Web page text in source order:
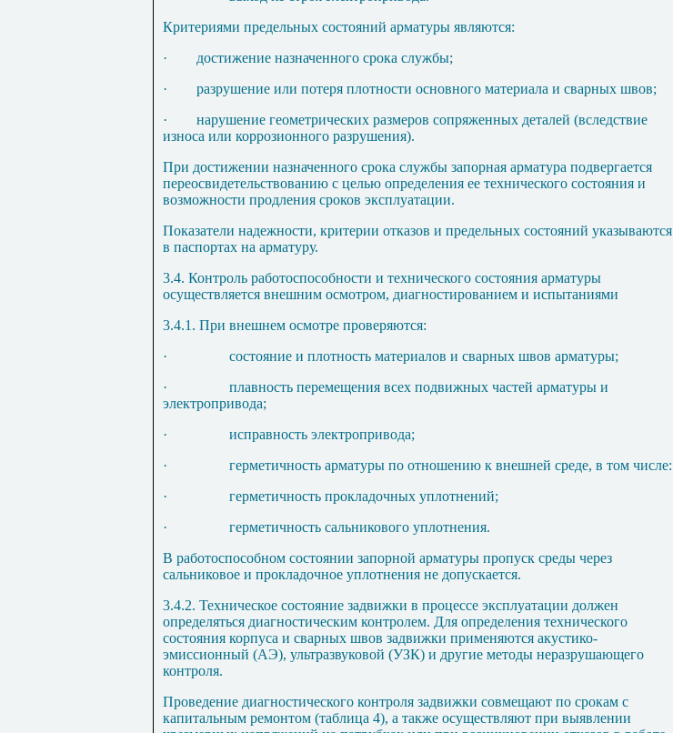
Критериями предельных состояний арматуры являются:
·
достижение назначенного срока службы;
·
разрушение или потеря плотности основного материала и сварных швов;
·
нарушение геометрических размеров сопряженных деталей (вследствие
износа или коррозионного разрушения).
При достижении назначенного срока службы запорная арматура подвергается
переосвидетельствованию с целью определения ее технического состояния и
возможности продления сроков эксплуатации.
Показатели надежности, критерии отказов и предельных состояний указываются
в паспортах на арматуру.
3.4. Контроль работоспособности и технического состояния арматуры
осуществляется внешним осмотром, диагностированием и испытаниями
3.4.1. При внешнем осмотре проверяются:
·
состояние и плотность материалов и сварных швов арматуры;
·
плавность перемещения всех подвижных частей арматуры и
электропривода;
·
исправность электропривода;
·
герметичность арматуры по отношению к внешней среде, в том числе:
·
герметичность прокладочных уплотнений;
·
герметичность сальникового уплотнения.
В работоспособном состоянии запорной арматуры пропуск среды через
сальниковое и прокладочное уплотнения не допускается.
3.4.2. Техническое состояние задвижки в процессе эксплуатации должен
определяться диагностическим контролем. Для определения технического
состояния корпуса и сварных швов задвижки применяются акустико-
эмиссионный (АЭ), ультразвуковой (УЗК) и другие методы неразрушающего
контроля.
Проведение диагностического контроля задвижки совмещают по срокам с
капитальным ремонтом (таблица 4), а также осуществляют при выявлении